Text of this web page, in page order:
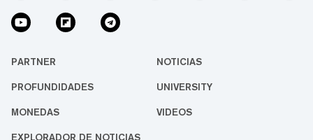
PARTNER NOTICIAS
PROFUNDIDADES UNIVERSITY
MONEDAS VIDEOS
EXPLORADOR DE NOTICIAS